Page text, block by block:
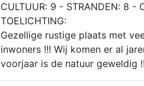
CULTUUR: 9 - STRANDEN: 8 -
TOELICHTING:
Gezellige rustige plaats met
inwoners !!! Wij komen er al
voorjaar is de natuur